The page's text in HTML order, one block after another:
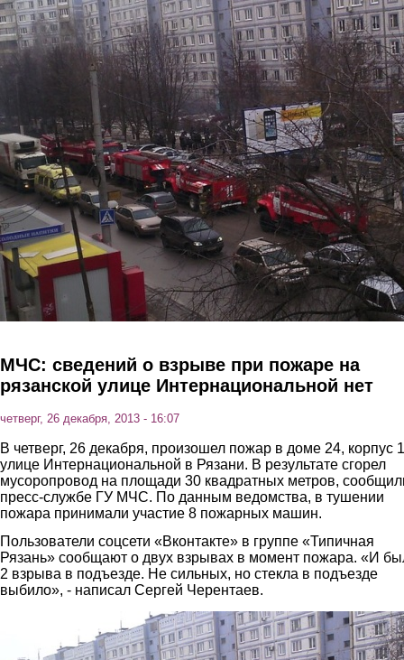
Перейти к основному содержанию
МЧС: сведений о взрыве при пожаре на
рязанской улице Интернациональной нет
четверг, 26 декабря, 2013 - 16:07
В четверг, 26 декабря, произошел пожар в доме 24, корпус
улице Интернациональной в Рязани. В результате сгорел
мусоропровод на площади 30 квадратных метров,
пресс-службе ГУ МЧС. По данным ведомства, в тушении
пожара принимали участие 8 пожарных машин.
Пользователи соцсети «Вконтакте» в группе «Типичная
Рязань» сообщают о двух взрывах в момент пожара. «И
2 взрыва в подъезде. Не сильных, но стекла в подъезде
выбило», - написал Сергей Черентаев.